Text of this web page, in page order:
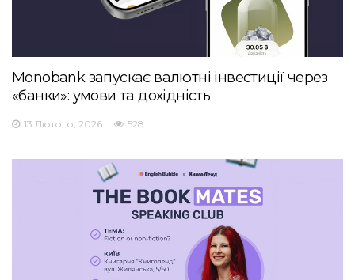
Monobank запускає валютні інвестиції через
«банки»: умови та дохідність
13 Лютого, 2026 528